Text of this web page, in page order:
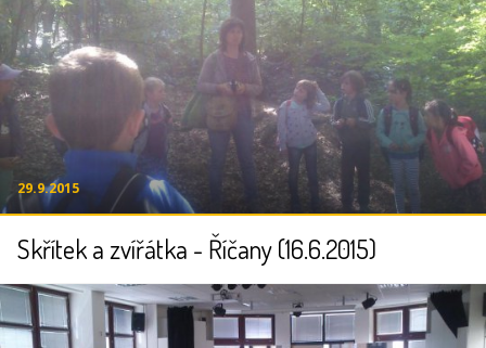
29.9.2015
Skřítek a zvířátka - Říčany (16.6.2015)